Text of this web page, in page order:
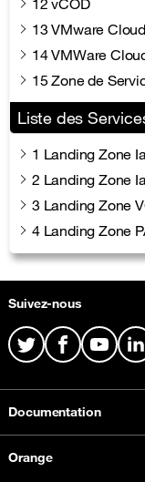
12 vCOD
13 VMware
14 VMWare
15 Zone de
Liste des
1 Landing Zone
2 Landing Zone
3 Landing Zone
4 Landing Zone
Suivez-nous
TwitterFacebook
Documentation
Orange